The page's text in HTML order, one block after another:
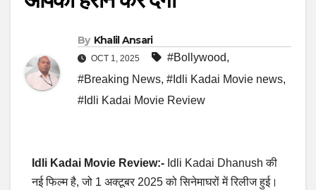
By Khalil Ansari
OCT 1, 2025 #Bollywood,
#Breaking News, #Idli Kadai Movie news,
#Idli Kadai Movie Review
Idli Kadai Movie Review:- Idli Kadai Dhanush की
नई फिल्म है, जो 1 अक्टूबर 2025 को सिनेमाघरों में रिलीज हुई।